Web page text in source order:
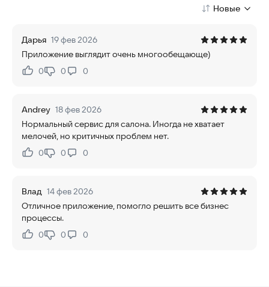
Новые
Дарья 19 фев 2026
Приложение выглядит очень многообещающе)
Нравится:
0Не нравится:
0 0
Andrey 18 фев 2026
Нормальный сервис для салона. Иногда не хватает
мелочей, но критичных проблем нет.
Нравится:
0Не нравится:
0 0
Влад 14 фев 2026
Отличное приложение, помогло решить все бизнес
процессы.
Нравится:
0Не нравится:
0 0